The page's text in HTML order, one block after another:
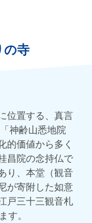
の寺
位置する、真言
神齢山悉地院
的価値から多く
昌院の念持仏で
り、本堂（観音
が寄附した如意
戸三十三観音札
。